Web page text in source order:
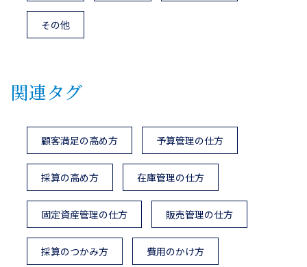
その他
関連タグ
顧客満足の高め方 予算管理の仕方
採算の高め方 在庫管理の仕方
固定資産管理の仕方 販売管理の仕方
採算のつかみ方 費用のかけ方